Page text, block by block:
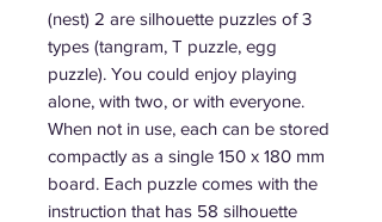
(nest) 2 are silhouette puzzles of 3
types (tangram, T puzzle, egg
puzzle). You could enjoy playing
alone, with two, or with everyone.
When not in use, each can be stored
compactly as a single 150 x 180 mm
board. Each puzzle comes with the
instruction that has 58 silhouette